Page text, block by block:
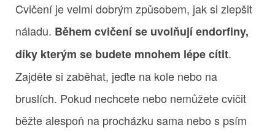
Cvičení je velmi dobrým způsobem, jak si zlepšit
náladu. Během cvičení se uvolňují endorfiny,
díky kterým se budete mnohem lépe cítit.
Zajděte si zaběhat, jeďte na kole nebo na
bruslích. Pokud nechcete nebo nemůžete cvičit
běžte alespoň na procházku sama nebo s psím